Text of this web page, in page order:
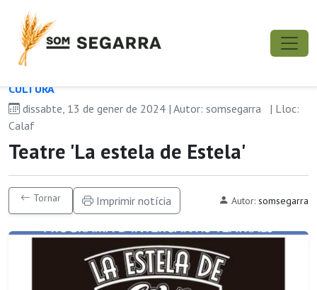
CULTURA
dissabte, 13 de gener de 2024 | Autor: somsegarra
| Lloc:
Calaf
Teatre 'La estela de Estela'
Tornar Imprimir notícia Autor: somsegarra